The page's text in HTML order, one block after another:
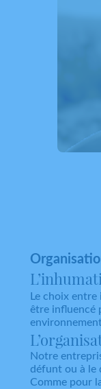
Le choix
être influencé
Notre
défunt ou à le
Comme pour